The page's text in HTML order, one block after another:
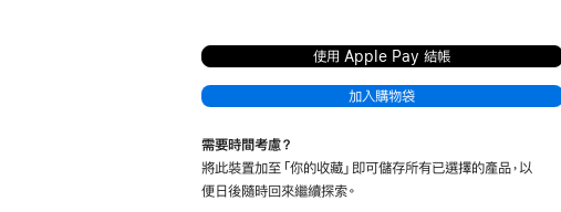
使用 Apple Pay 結帳
加入購物袋
需要時間考慮？
將此裝置加至「你的收藏」即可儲存所有已選擇的產品，以
便日後隨時回來繼續探索。